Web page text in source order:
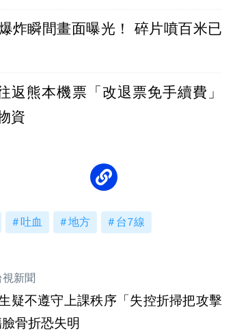
炸瞬間畫面曝光！ 碎片噴百米已
返熊本機票「改退票免手續費」
資
吐血 地方 台7線
視新聞
疑不遵守上課秩序「失控折掃把攻擊
骨折恐失明